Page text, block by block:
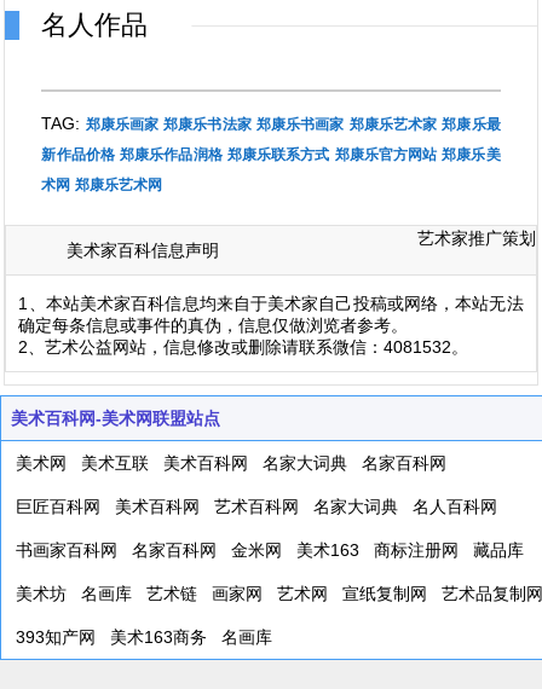
名人作品
TAG: 郑康乐画家 郑康乐书法家 郑康乐书画家 郑康乐艺术家 郑康乐最
新作品价格 郑康乐作品润格 郑康乐联系方式 郑康乐官方网站 郑康乐美
术网 郑康乐艺术网
美术家百科信息声明
艺术家推广策划
1、本站美术家百科信息均来自于美术家自己投稿或网络，本站无法
确定每条信息或事件的真伪，信息仅做浏览者参考。
2、艺术公益网站，信息修改或删除请联系微信：4081532。
美术百科网-美术网联盟站点
美术网 美术互联 美术百科网 名家大词典 名家百科网
巨匠百科网 美术百科网 艺术百科网 名家大词典 名人百科网
书画家百科网 名家百科网 金米网 美术163 商标注册网 藏品库
美术坊 名画库 艺术链 画家网 艺术网 宣纸复制网 艺术品复制网
393知产网 美术163商务 名画库